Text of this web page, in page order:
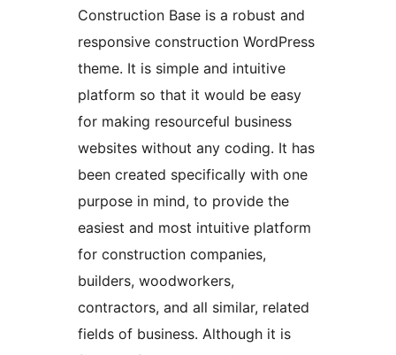
Construction Base is a robust and
responsive construction WordPress
theme. It is simple and intuitive
platform so that it would be easy
for making resourceful business
websites without any coding. It has
been created specifically with one
purpose in mind, to provide the
easiest and most intuitive platform
for construction companies,
builders, woodworkers,
contractors, and all similar, related
fields of business. Although it is